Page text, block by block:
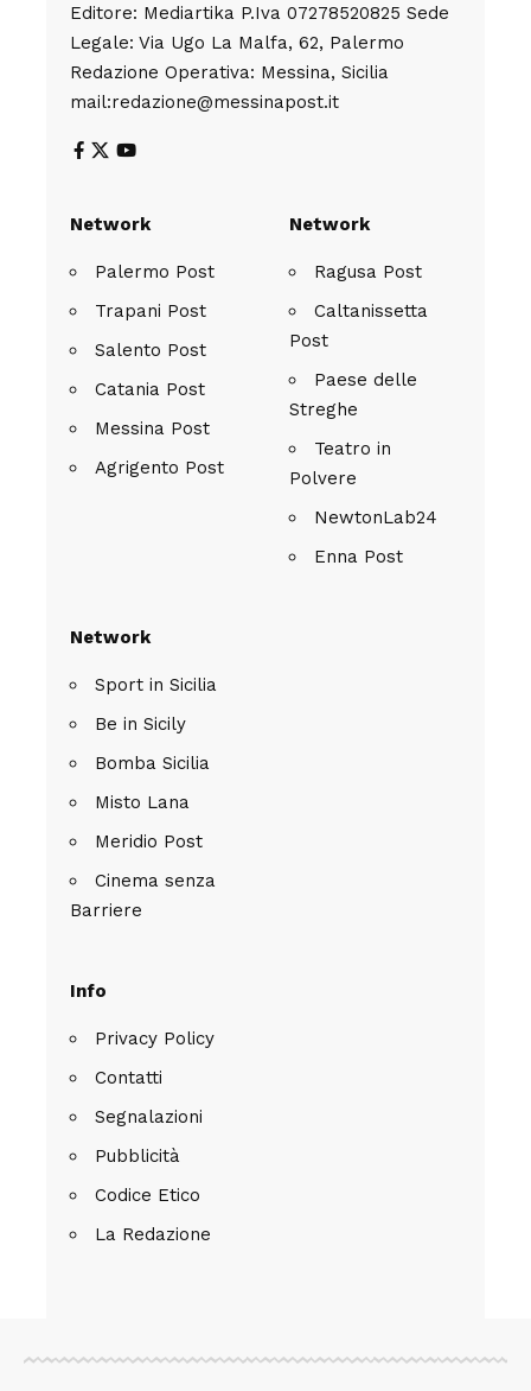
Editore: Mediartika P.Iva 07278520825 Sede
Legale: Via Ugo La Malfa, 62, Palermo
Redazione Operativa: Messina, Sicilia
mail:redazione@messinapost.it
Network
Palermo Post
Trapani Post
Salento Post
Catania Post
Messina Post
Agrigento Post
Network
Ragusa Post
Caltanissetta
Post
Paese delle
Streghe
Teatro in
Polvere
NewtonLab24
Enna Post
Network
Sport in Sicilia
Be in Sicily
Bomba Sicilia
Misto Lana
Meridio Post
Cinema senza
Barriere
Info
Privacy Policy
Contatti
Segnalazioni
Pubblicità
Codice Etico
La Redazione